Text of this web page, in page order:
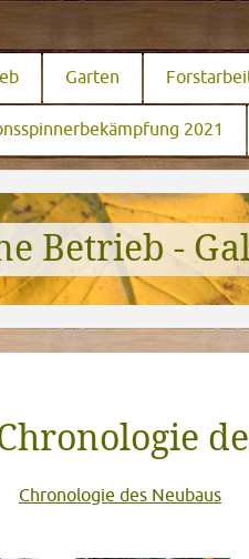
Garten
2021
Betrieb -
Chronologie des Neubaus